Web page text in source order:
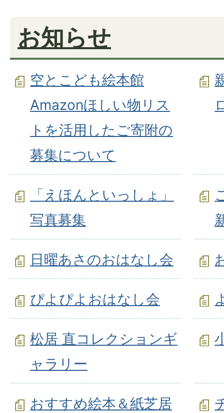
お知らせ
空とこども絵本館
Amazonほしい物リス
トを活用したご寄附の
募集について
「えほんといっしょ」
写真募集
日曜あさのおはなし会
ぴよぴよおはなし会
松居 直コレクションギ
ャラリー
おすすめ絵本＆紙芝居